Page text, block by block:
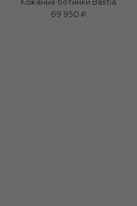
Кожаные ботинки Bastia
69 950 ₽